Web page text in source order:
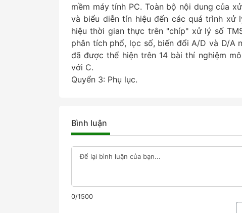
mềm máy tính PC. Toàn bộ nội dung của
và biểu diễn tín hiệu đến các quá trình
hiệu thời gian thực trên "chíp" xử lý số
phân tích phổ, lọc số, biến đổi A/D và D/A
đã được thể hiện trên 14 bài thí nghiệm
với C.
Quyển 3: Phụ lục.
Bình luận
0/1500